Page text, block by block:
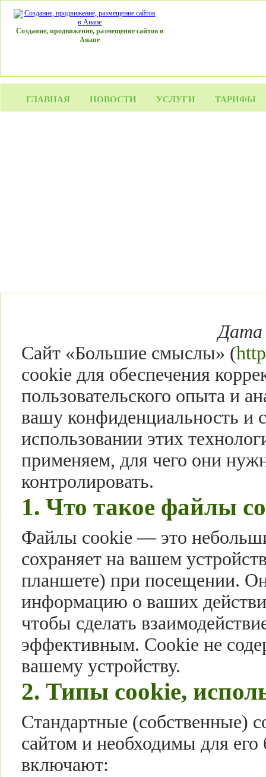
Создание, продвижение, размещение сайтов в
Анапе
ГЛАВНАЯ НОВОСТИ УСЛУГИ ТАРИФЫ
Дата
Сайт «Большие смыслы» (
cookie для обеспечения
пользовательского опыта и
вашу конфиденциальность и
использовании этих
применяем, для чего они
контролировать.
1. Что такое файлы
Файлы cookie — это
сохраняет на вашем
планшете) при посещении.
информацию о ваших
чтобы сделать
эффективным. Cookie не
вашему устройству.
2. Типы cookie,
Стандартные (собственные)
сайтом и необходимы для
включают: